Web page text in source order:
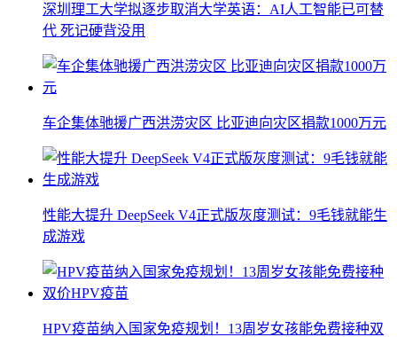
深圳理工大学拟逐步取消大学英语：AI人工智能已可替
代 死记硬背没用
车企集体驰援广西洪涝灾区 比亚迪向灾区捐款1000万元
性能大提升 DeepSeek V4正式版灰度测试：9毛钱就能生
成游戏
HPV疫苗纳入国家免疫规划！13周岁女孩能免费接种双